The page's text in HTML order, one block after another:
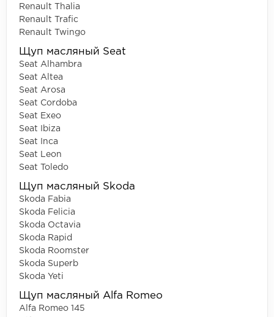
Renault Thalia
Renault Trafic
Renault Twingo
Щуп масляный Seat
Seat Alhambra
Seat Altea
Seat Arosa
Seat Cordoba
Seat Exeo
Seat Ibiza
Seat Inca
Seat Leon
Seat Toledo
Щуп масляный Skoda
Skoda Fabia
Skoda Felicia
Skoda Octavia
Skoda Rapid
Skoda Roomster
Skoda Superb
Skoda Yeti
Щуп масляный Alfa Romeo
Alfa Romeo 145